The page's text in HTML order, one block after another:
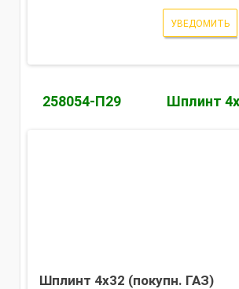
УВЕДОМИТЬ
258054-П29 Шплинт
Шплинт 4х32 (покупн. ГАЗ)